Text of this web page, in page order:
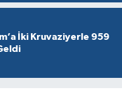
İki Kruvaziyerle 959